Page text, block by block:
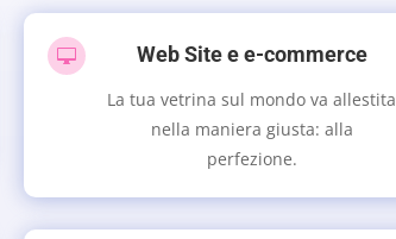
 Web Site e e-commerce
La tua vetrina sul mondo va allestita
nella maniera giusta: alla
perfezione.